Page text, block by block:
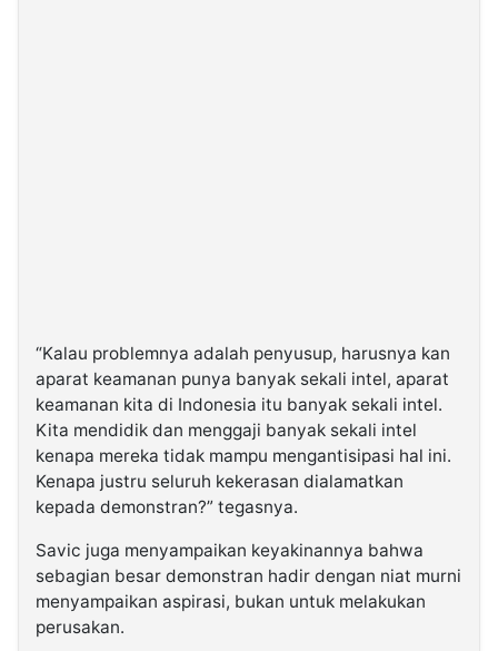
“Kalau problemnya adalah penyusup, harusnya kan
aparat keamanan punya banyak sekali intel, aparat
keamanan kita di Indonesia itu banyak sekali intel.
Kita mendidik dan menggaji banyak sekali intel
kenapa mereka tidak mampu mengantisipasi hal ini.
Kenapa justru seluruh kekerasan dialamatkan
kepada demonstran?” tegasnya.
Savic juga menyampaikan keyakinannya bahwa
sebagian besar demonstran hadir dengan niat murni
menyampaikan aspirasi, bukan untuk melakukan
perusakan.